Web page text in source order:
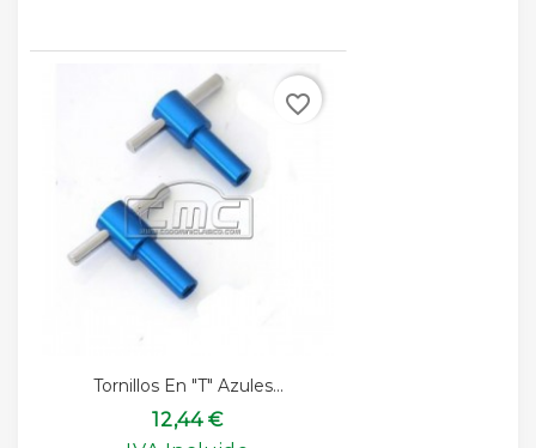
Tornillos En "T" Azules...
12,44 €
favorite_border